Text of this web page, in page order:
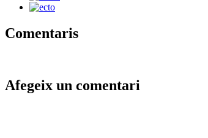
Comentaris
Afegeix un comentari